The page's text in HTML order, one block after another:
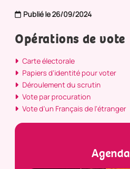
Publié le 26/09/2024
Opérations de vote
Carte électorale
Papiers d'identité pour voter
Déroulement du scrutin
Vote par procuration
Vote d'un Français de l'étranger
Agenda